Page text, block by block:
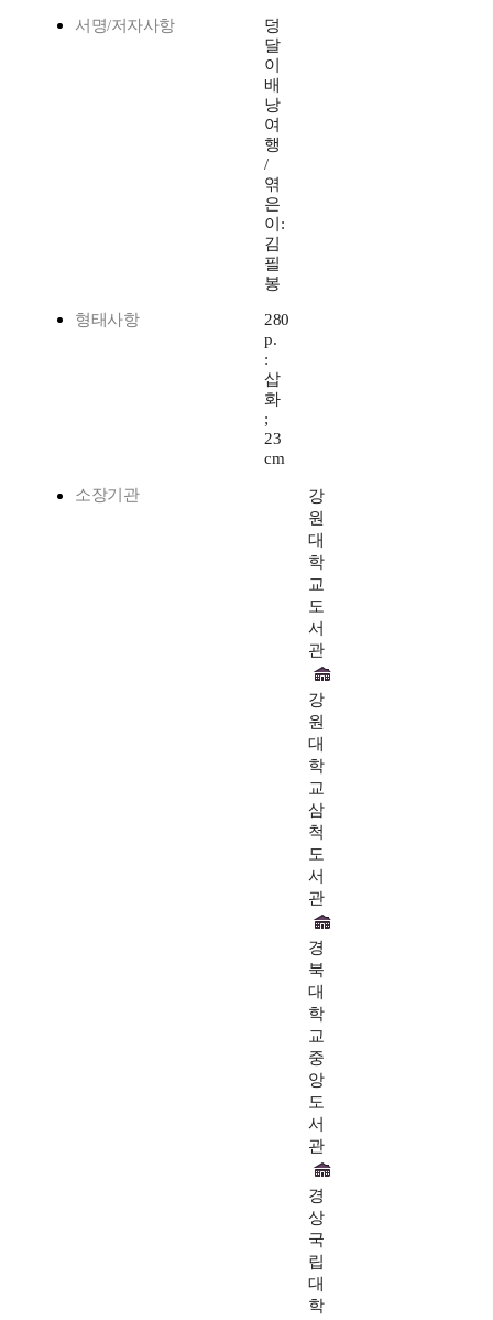
서명/저자사항
덩
달
이
배
낭
여
행
/
엮
은
이:
김
필
봉
형태사항
280
p.
:
삽
화
;
23
cm
소장기관
강
원
대
학
교
도
서
관
강
원
대
학
교
삼
척
도
서
관
경
북
대
학
교
중
앙
도
서
관
경
상
국
립
대
학